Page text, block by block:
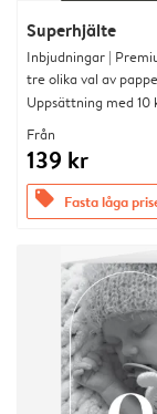
Superhjälte
Inbjudningar |
tre olika val av
Uppsättning med 10
Från
139 kr
offers Fasta låga